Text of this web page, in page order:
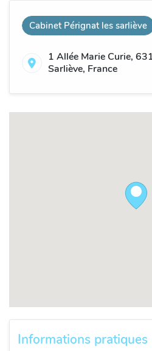
Cabinet Pérignat les sarliève
1 Allée Marie Curie,
Sarliève, France
Informations pratiques